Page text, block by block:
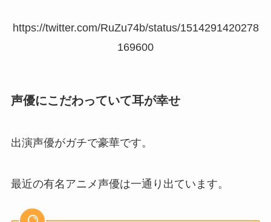
https://twitter.com/RuZu74b/status/1514291420278
169600
声優にこだわっていて耳が幸せ
出演声優がガチで豪華です。
最近の有名アニメ声優は一通り出ています。